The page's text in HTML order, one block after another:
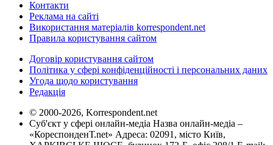
Контакти
Реклама на сайті
Використання матеріалів korrespondent.net
Правила користування сайтом
Договір користування сайтом
Політика у сфері конфіденційності і персональних даних
Угода щодо користування
Редакція
© 2000-2026, Korrespondent.net
Суб'єкт у сфері онлайн-медіа Назва онлайн-медіа –
«КореспонденТ.net» Адреса: 02091, місто Київ,